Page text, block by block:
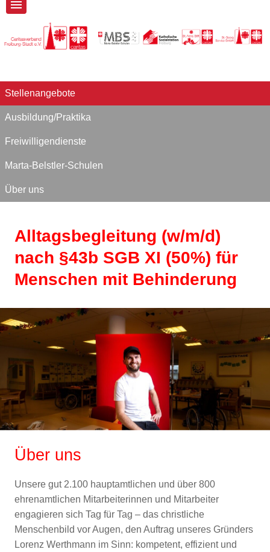
Stellenangebote
Ausbildung/Praktika
Freiwilligendienste
Marta-Belstler-Schulen
Über uns
Alltagsbegleitung (w/m/d)
nach §43b SGB XI (50%) für
Menschen mit Behinderung
Über uns
Unsere gut 2.100 hauptamtlichen und über 800
ehrenamtlichen Mitarbeiterinnen und Mitarbeiter
engagieren sich Tag für Tag – das christliche
Menschenbild vor Augen, den Auftrag unseres Gründers
Lorenz Werthmann im Sinn: kompetent, effizient und